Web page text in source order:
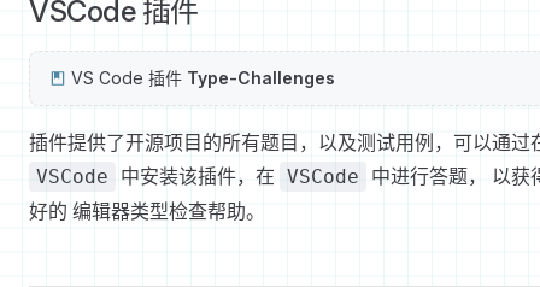
VSCode 插件
VS Code 插件 Type-Challenges
插件提供了开源项目的所有题目，以及测试用例，可以通过
VSCode 中安装该插件，在 VSCode
中进行答题， 以获
好的 编辑器类型检查帮助。